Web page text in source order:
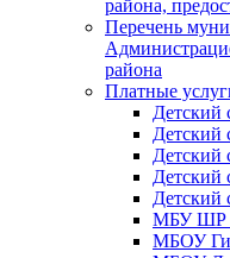
района,
Перечень
района
Платные
Детский
Детский
Детский
Детский
Детский
МБУ ШР
МБОУ